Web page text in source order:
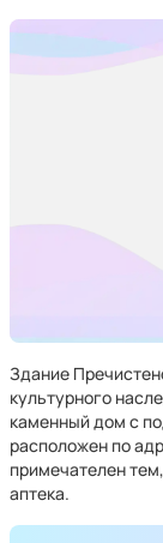
Здание
культурного
каменный дом с
расположен по
примечателен
аптека.